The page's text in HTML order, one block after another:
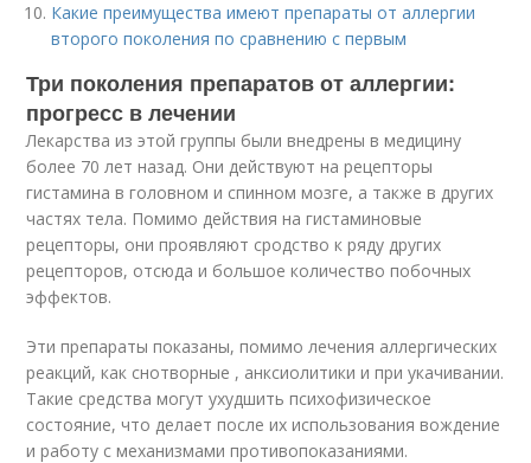
Какие преимущества имеют препараты от аллергии
второго поколения по сравнению с первым
Три поколения препаратов от аллергии:
прогресс в лечении
Лекарства из этой группы были внедрены в медицину
более 70 лет назад. Они действуют на рецепторы
гистамина в головном и спинном мозге, а также в других
частях тела. Помимо действия на гистаминовые
рецепторы, они проявляют сродство к ряду других
рецепторов, отсюда и большое количество побочных
эффектов.
Эти препараты показаны, помимо лечения аллергических
реакций, как снотворные , анксиолитики и при укачивании.
Такие средства могут ухудшить психофизическое
состояние, что делает после их использования вождение
и работу с механизмами противопоказаниями.